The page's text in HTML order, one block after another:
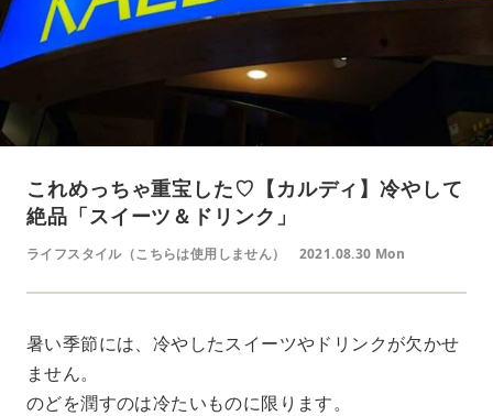
これめっちゃ重宝した♡【カルディ】冷やして
絶品「スイーツ＆ドリンク」
ライフスタイル（こちらは使用しません） 2021.08.30 Mon
暑い季節には、冷やしたスイーツやドリンクが欠かせ
ません。
のどを潤すのは冷たいものに限ります。